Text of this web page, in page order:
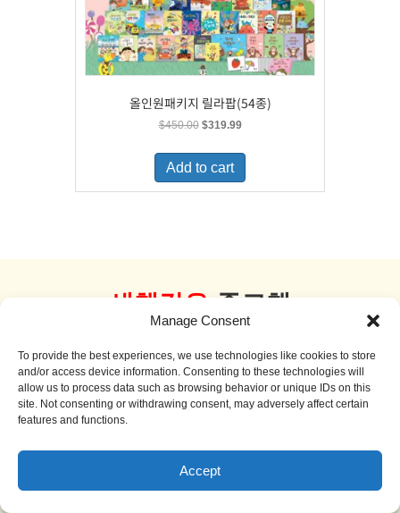
Manage Consent
To provide the best experiences, we use technologies like cookies to store
and/or access device information. Consenting to these technologies will
allow us to process data such as browsing behavior or unique IDs on this
site. Not consenting or withdrawing consent, may adversely affect certain
features and functions.
Accept
올인원패키지 릴라팝(54종)
$450.00 Original
was:
$450.00.
$319.99Current
is:
Add to cart
새책같은 중고책
더 보기
Sale!